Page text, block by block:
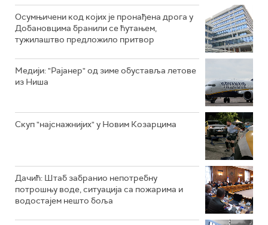
Осумњичени код којих је пронађена дрога у
Добановцима бранили се ћутањем,
тужилаштво предложило притвор
Mедији: "Рајанер" од зиме обуставља летове
из Ниша
Скуп "најснажнијих" у Новим Козарцима
Дачић: Штаб забранио непотребну
потрошњу воде, ситуација са пожарима и
водостајем нешто боља